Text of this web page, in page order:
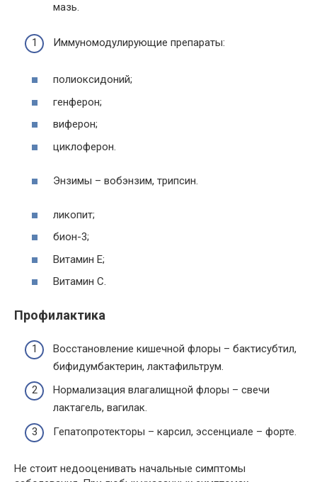
мазь.
Иммуномодулирующие препараты:
полиоксидоний;
генферон;
виферон;
циклоферон.
Энзимы – вобэнзим, трипсин.
ликопит;
бион-3;
Витамин Е;
Витамин С.
Профилактика
Восстановление кишечной флоры – бактисубтил,
бифидумбактерин, лактафильтрум.
Нормализация влагалищной флоры – свечи
лактагель, вагилак.
Гепатопротекторы – карсил, эссенциале – форте.
Не стоит недооценивать начальные симптомы